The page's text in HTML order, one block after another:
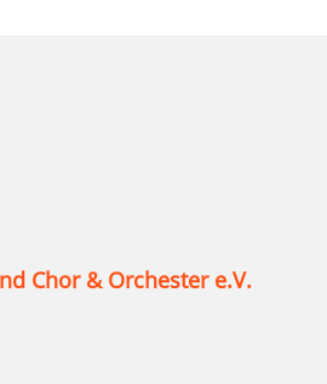
Chor & Orchester e.V.